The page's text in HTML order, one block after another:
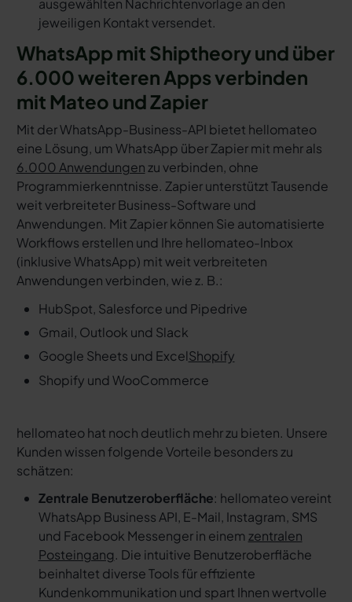
ausgewählten Nachrichtenvorlage an den
jeweiligen Kontakt versendet.
WhatsApp mit Shiptheory und über
6.000 weiteren Apps verbinden
mit Mateo und Zapier
Mit der WhatsApp-Business-API bietet hellomateo
eine Lösung, um WhatsApp über Zapier mit mehr als
6.000 Anwendungenzu verbinden, ohne
Programmierkenntnisse. Zapier unterstützt Tausende
weit verbreiteter Business-Software und
Anwendungen. Mit Zapier können Sie automatisierte
Workflows erstellen und Ihre hellomateo-Inbox
(inklusive WhatsApp) mit weit verbreiteten
Anwendungen verbinden, wie z. B.:
HubSpot, Salesforce und Pipedrive
Gmail, Outlook und Slack
Google Sheets und ExcelShopify
Shopify und WooCommerce
hellomateo hat noch deutlich mehr zu bieten. Unsere
Kunden wissen folgende Vorteile besonders zu
schätzen:
Zentrale Benutzeroberfläche: hellomateo vereint
WhatsApp Business API, E-Mail, Instagram, SMS
und Facebook Messenger in einem zentralen
Posteingang. Die intuitive Benutzeroberfläche
beinhaltet diverse Tools für effiziente
Kundenkommunikation und spart Ihnen wertvolle